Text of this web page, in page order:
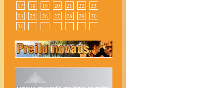
17
18 19 20 21 22
23
24
25 26 27 28 29
30
31